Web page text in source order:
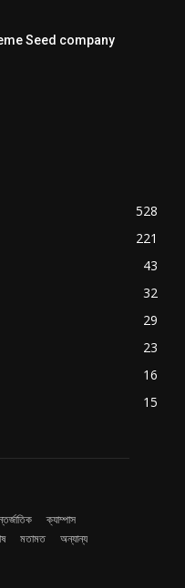
Seed company
528
221
43
32
29
23
16
15
ক্যাম্পাস
মতামত অন্যান্য